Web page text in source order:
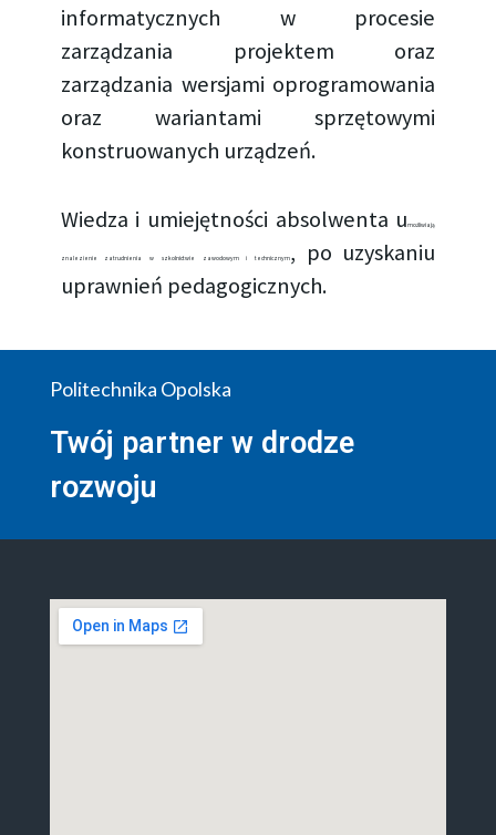
informatycznych w procesie
zarządzania projektem oraz
zarządzania wersjami oprogramowania
oraz wariantami sprzętowymi
konstruowanych urządzeń.
Wiedza i umiejętności absolwenta umożliwiają
znalezienie zatrudnienia w szkolnictwie zawodowym i technicznym, po uzyskaniu
uprawnień pedagogicznych.
Politechnika Opolska
Twój partner w drodze
rozwoju